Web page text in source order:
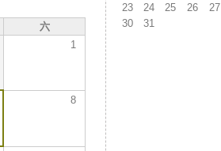
六
1
8
23
24 25 26 27
30
31